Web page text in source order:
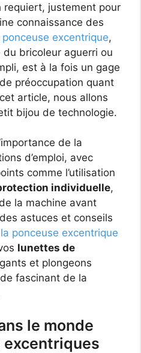
justement pour
connaissance des
ponceuse excentrique,
bricoleur aguerri ou
est à la fois un gage
préoccupation quant
article, nous allons
bijou de technologie.
de la
d’emploi, avec
comme l’utilisation
individuelle,
la machine avant
astuces et conseils
ponceuse excentrique
lunettes de
et plongeons
fascinant de la
le monde
excentriques